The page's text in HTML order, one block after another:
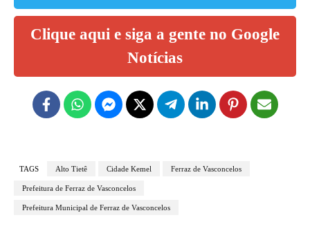
Clique aqui e siga a gente no Google
Notícias
TAGS Alto Tietê Cidade Kemel Ferraz de Vasconcelos
Prefeitura de Ferraz de Vasconcelos
Prefeitura Municipal de Ferraz de Vasconcelos